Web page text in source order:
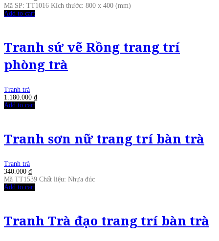
Mã SP: TT1016 Kích thước: 800 x 400 (mm)
Add to cart
Tranh sứ vẽ Rồng trang trí
phòng trà
Tranh trà
1.180.000 ₫
Add to cart
Tranh sơn nữ trang trí bàn trà
Tranh trà
340.000 ₫
Mã TT1539 Chất liệu: Nhựa đúc
Add to cart
Tranh Trà đạo trang trí bàn trà